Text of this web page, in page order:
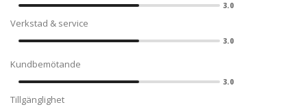
3.0
Verkstad & service
3.0
Kundbemötande
3.0
Tillgänglighet